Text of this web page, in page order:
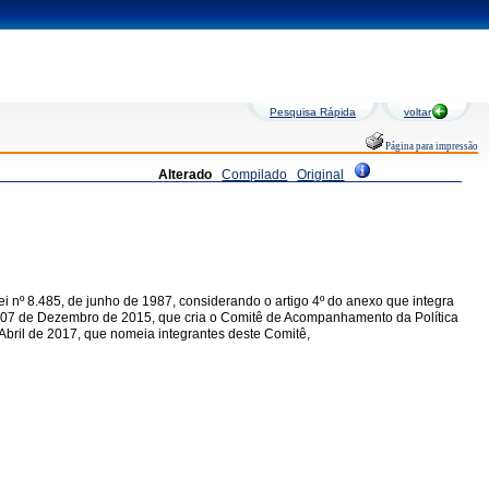
Pesquisa Rápida voltar
Página para impressão
Alterado Compilado Original
nº 8.485, de junho de 1987, considerando o artigo 4º do anexo que integra
de Dezembro de 2015, que cria o Comitê de Acompanhamento da Política
de 2017, que nomeia integrantes deste Comitê,